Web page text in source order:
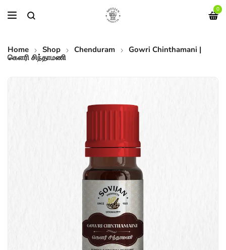
0
Home Shop Chenduram
Gowri Chinthamani |
கௌரி சிந்தாமணி